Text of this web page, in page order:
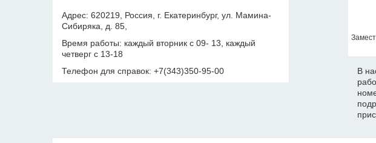
Адрес: 620219, Россия, г. Екатеринбург, ул. Мамина-
Сибиряка, д. 85,
Время работы: каждый вторник с 09- 13, каждый
четверг с 13-18
Телефон для справок: +7(343)350-95-00
В